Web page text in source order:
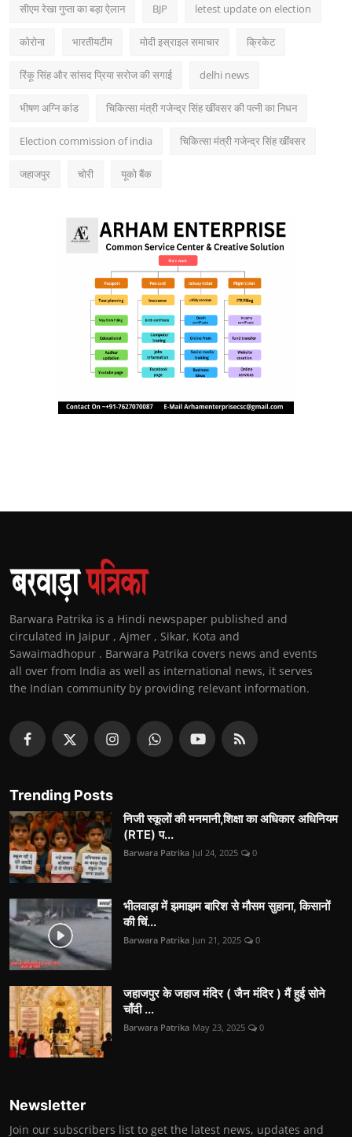
सीएम रेखा गुप्ता का बड़ा ऐलान BJP letest update on election
कोरोना भारतीयटीम मोदी इस्राइल समाचार क्रिकेट
रिंकू सिंह और सांसद प्रिया सरोज की सगाई delhi news
भीषण अग्नि कांड चिकित्सा मंत्री गजेन्द्र सिंह खींवसर की पत्नी का निधन
Election commission of india चिकित्सा मंत्री गजेन्द्र सिंह खींवसर
जहाजपुर चोरी यूको बैंक
Barwara Patrika is a Hindi newspaper published and
circulated in Jaipur , Ajmer , Sikar, Kota and
Sawaimadhopur . Barwara Patrika covers news and events
all over from India as well as international news, it serves
the Indian community by providing relevant information.
Trending Posts
निजी स्कूलों की मनमानी,शिक्षा का अधिकार अधिनियम
(RTE) प...
Barwara Patrika Jul 24, 2025 0
भीलवाड़ा में झमाझम बारिश से मौसम सुहाना, किसानों
की चिं...
Barwara Patrika Jun 21, 2025 0
जहाजपुर के जहाज मंदिर ( जैन मंदिर ) मैं हुई सोने
चाँदी ...
Barwara Patrika May 23, 2025 0
Newsletter
Join our subscribers list to get the latest news, updates and